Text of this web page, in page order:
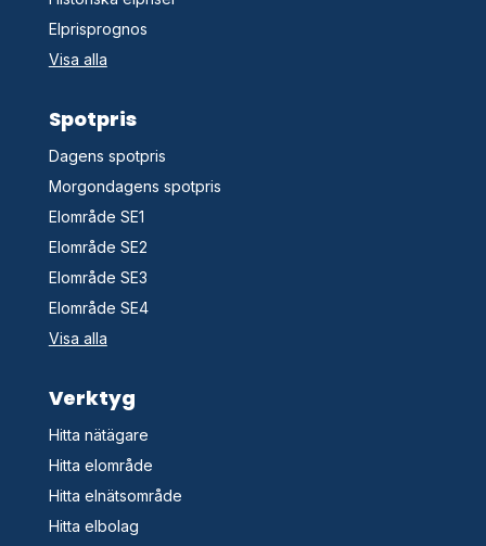
Elprisprognos
Visa alla
Spotpris
Dagens spotpris
Morgondagens spotpris
Elområde SE1
Elområde SE2
Elområde SE3
Elområde SE4
Visa alla
Verktyg
Hitta nätägare
Hitta elområde
Hitta elnätsområde
Hitta elbolag